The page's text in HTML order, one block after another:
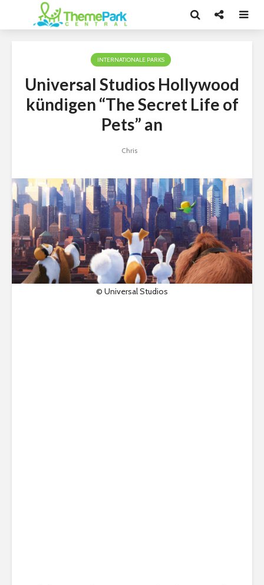
INTERNATIONALE PARKS
Universal Studios Hollywood
kündigen “The Secret Life of
Pets” an
Chris
© Universal Studios